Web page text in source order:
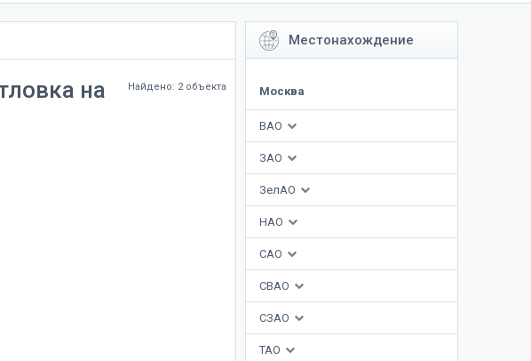
Местонахождение
Москва
ВАО
ЗАО
ЗелАО
НАО
САО
СВАО
СЗАО
ТАО
Найдено: 2 объекта
на